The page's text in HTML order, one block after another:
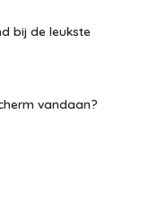
bij de leukste
vandaan?